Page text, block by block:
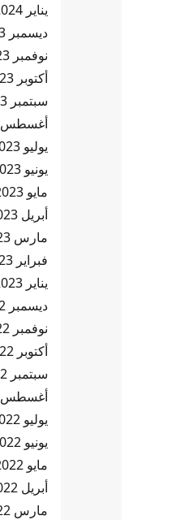
يناير 2024
ديسمبر 2023
نوفمبر 2023
أكتوبر 2023
سبتمبر 2023
أغسطس 2023
يوليو 2023
يونيو 2023
مايو 2023
أبريل 2023
مارس 2023
فبراير 2023
يناير 2023
ديسمبر 2022
نوفمبر 2022
أكتوبر 2022
سبتمبر 2022
أغسطس 2022
يوليو 2022
يونيو 2022
مايو 2022
أبريل 2022
مارس 2022